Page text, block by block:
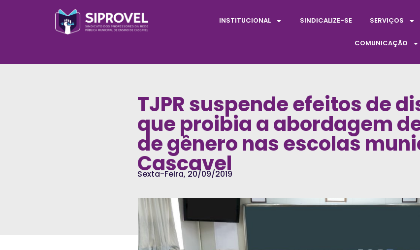
INSTITUCIONAL SINDICALIZE-SE SERVIÇOS
COMUNICAÇÃO
TJPR suspende efeitos de
que proibia a abordagem
de gênero nas escolas
Cascavel
Sexta-Feira, 20/09/2019